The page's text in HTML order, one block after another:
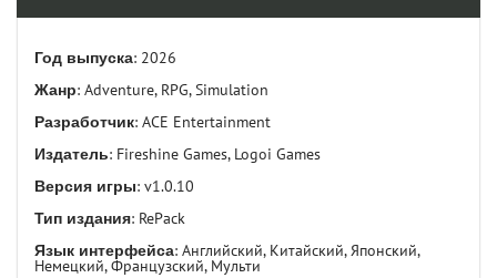
Год выпуска: 2026
Жанр: Adventure, RPG, Simulation
Разработчик: ACE Entertainment
Издатель: Fireshine Games, Logoi Games
Версия игры: v1.0.10
Тип издания: RePack
Язык интерфейса: Английский, Китайский, Японский,
Немецкий, Французский, Мульти